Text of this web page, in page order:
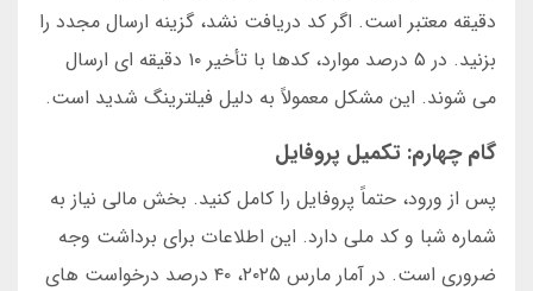
دقیقه معتبر است. اگر کد دریافت نشد، گزینه ارسال مجدد را
بزنید. در ۵ درصد موارد، کدها با تأخیر ۱۰ دقیقه ای ارسال
می شوند. این مشکل معمولاً به دلیل فیلترینگ شدید است.
گام چهارم: تکمیل پروفایل
پس از ورود، حتماً پروفایل را کامل کنید. بخش مالی نیاز به
شماره شبا و کد ملی دارد. این اطلاعات برای برداشت وجه
ضروری است. در آمار مارس ۲۰۲۵، ۴۰ درصد درخواست های